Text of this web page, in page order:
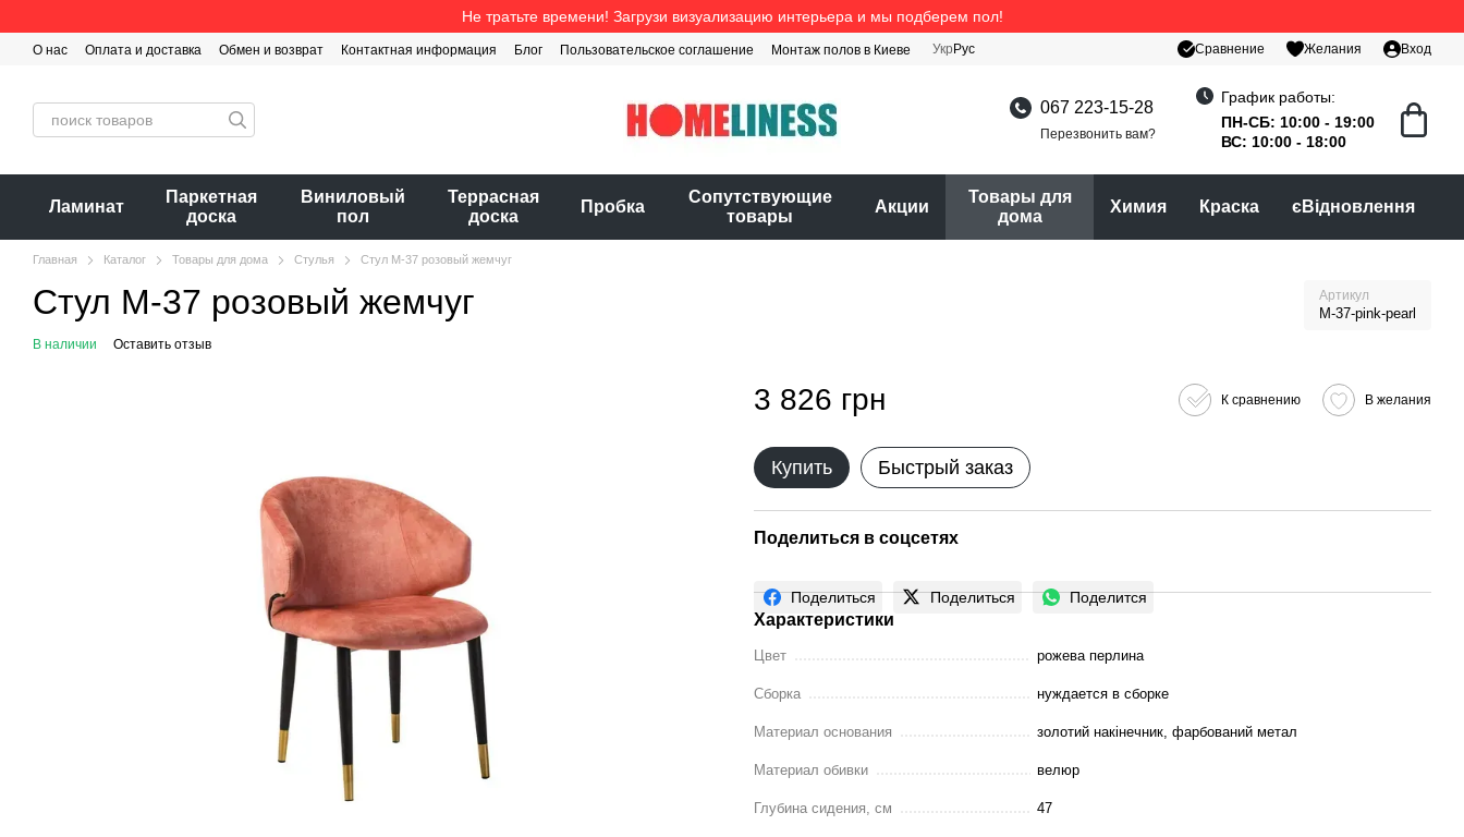
Не тратьте времени! Загрузи визуализацию интерьера и мы подберем пол!
О нас Оплата и доставка Обмен и возврат Контактная информация Блог Пользовательское соглашение Монтаж полов в Киеве Укр Рус Сравнение Желания Вход
067 223-15-28
Перезвонить вам?
График работы:
ПН-СБ: 10:00 - 19:00
ВС: 10:00 - 18:00
Ламинат
Паркетная
доска
Виниловый
пол
Террасная
доска
Пробка
Cопутствующие
товары
Акции
Товары для
дома
Химия Краска єВідновлення
Главная Каталог Товары для дома Стулья Стул М-37 розовый жемчуг
Стул М-37 розовый жемчуг Артикул
M-37-pink-pearl
В наличии Оставить отзыв
3 826 грн К сравнению В желания
Купить Быстрый заказ
Поделиться в соцсетях
Поделиться Поделиться Поделится
Характеристики
Цвет рожева перлина
Сборка нуждается в сборке
Материал основания золотий накінечник, фарбований метал
Материал обивки велюр
Глубина сидения, см 47